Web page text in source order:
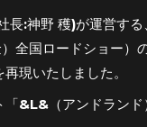
:神野 穫)が運営す
国ロードショー）
現いたしました。
「&L&（アンドラン